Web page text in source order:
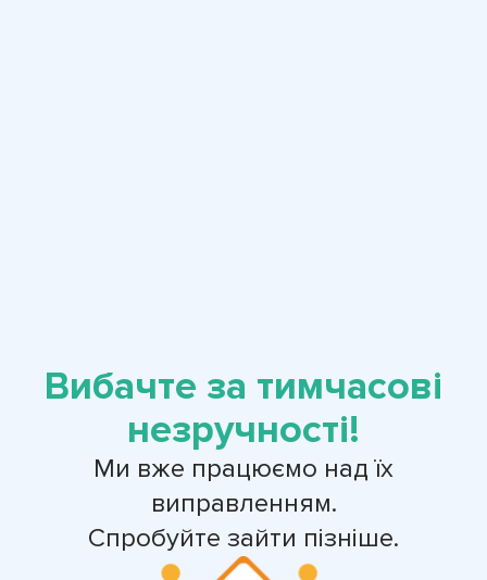
Вибачте за тимчасові
незручності!
Ми вже працюємо над їх
виправленням.
Спробуйте зайти пізніше.